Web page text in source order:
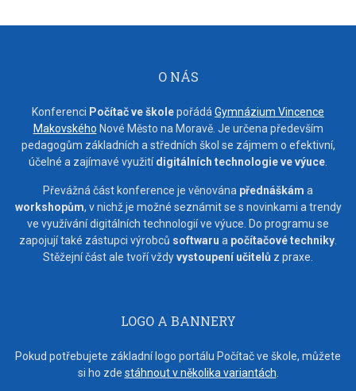
O NÁS
Konferenci Počítač ve školepořádá Gymnázium Vincence
Makovského Nové Město na Moravě. Je určena především
pedagogům základních a středních škol se zájmem o efektivní,
účelné a zajímavé využitídigitálních technologie ve výuce
Převážná část konference je věnována přednáškám a
workshopům, v nichž je možné seznámit se s novinkami a trendy
ve využívání digitálních technologií ve výuce. Do programu se
zapojují také zástupci výrobců softwaru a počítačové techniky
Stěžejní část ale tvoří vždyvystoupení učitelů z praxe.
LOGO A BANNERY
Pokud potřebujete základní logo portálu Počítač ve škole, můžete
si ho zde stáhnout v několika variantách